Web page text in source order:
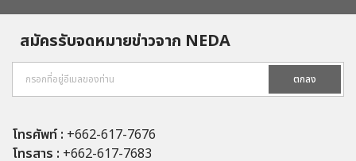
สมัครรับจดหมายข่าวจาก NEDA
ตกลง
โทรศัพท์ : +662-617-7676
โทรสาร : +662-617-7683